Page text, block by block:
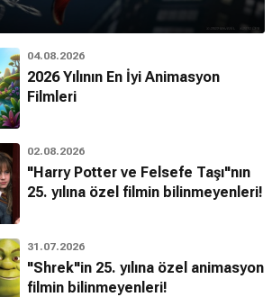
04.08.2026
2026 Yılının En İyi Animasyon
Filmleri
02.08.2026
"Harry Potter ve Felsefe Taşı"nın
25. yılına özel filmin bilinmeyenleri!
31.07.2026
"Shrek"in 25. yılına özel animasyon
filmin bilinmeyenleri!